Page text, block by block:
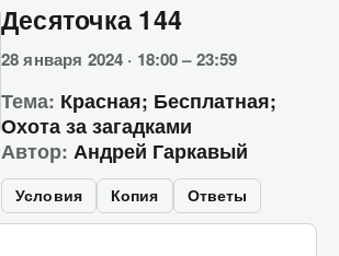
Десяточка 144
28 января 2024 · 18:00 – 23:59
Тема: Красная; Бесплатная;
Охота за загадками
Автор: Андрей Гаркавый
Условия Копия Ответы